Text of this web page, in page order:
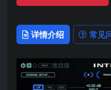
详情介绍 常见